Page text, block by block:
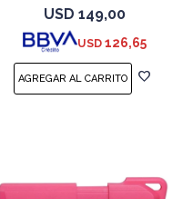
SODIMM
USD 149,00
USD 126,65